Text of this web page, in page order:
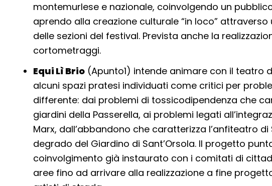
montemurlese e nazionale, coinvolgendo un
aprendo alla creazione culturale “in loco”
delle sezioni del festival. Prevista anche la
cortometraggi.
Equi Lì Brio (Apunto1) intende animare con il teatro
alcuni spazi pratesi individuati come critici per
differente: dai problemi di tossicodipendenza che
giardini della Passerella, ai problemi legati
Marx, dall’abbandono che caratterizza l’anfiteatro di
degrado del Giardino di Sant’Orsola. Il progetto
coinvolgimento già instaurato con i comitati di
aree fino ad arrivare alla realizzazione a fine